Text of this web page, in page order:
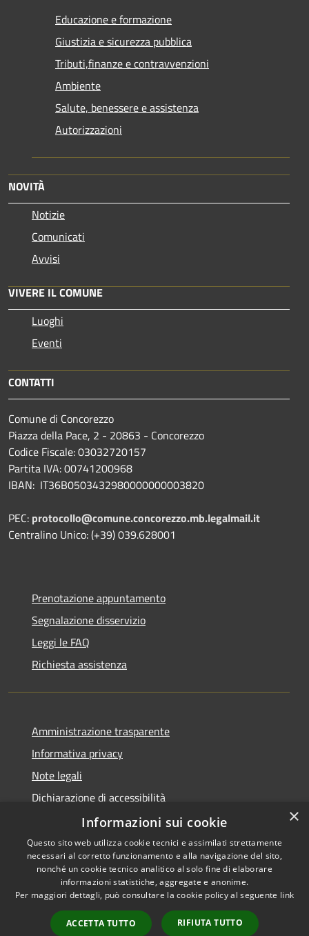
Educazione e formazione
Giustizia e sicurezza pubblica
Tributi,finanze e contravvenzioni
Ambiente
Salute, benessere e assistenza
Autorizzazioni
NOVITÀ
Notizie
Comunicati
Avvisi
VIVERE IL COMUNE
Luoghi
Eventi
CONTATTI
Comune di Concorezzo
Piazza della Pace, 2 - 20863 - Concorezzo
Codice Fiscale: 03032720157
Partita IVA: 00741200968
IBAN: IT36B0503432980000000003820
PEC: protocollo@comune.concorezzo.mb.legalmail.it
Centralino Unico: (+39) 039.628001
Prenotazione appuntamento
Segnalazione disservizio
Leggi le FAQ
Richiesta assistenza
Amministrazione trasparente
Informativa privacy
Note legali
Dichiarazione di accessibilità
Whistleblowing
RSS
Accessibilità
Copyright © 2026 • Comune di
Concorezzo • Powered by
Municipium•
Accesso
×
Informazioni sui cookie
Questo sito web utilizza cookie tecnici e assimilati strettamente
necessari al corretto funzionamento e alla navigazione del sito,
nonché un cookie tecnico analitico al solo fine di elaborare
informazioni statistiche, aggregate e anonime.
Per maggiori dettagli, può consultare la cookie policy al seguente link
ACCETTA TUTTO RIFIUTA TUTTO